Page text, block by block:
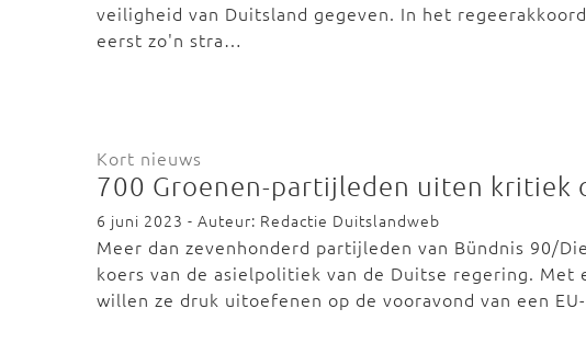
veiligheid van Duitsland gegeven. In het
eerst zo'n stra…
Kort nieuws
700 Groenen-partijleden uiten kritiek
6 juni 2023 - Auteur: Redactie Duitslandweb
Meer dan zevenhonderd partijleden van Bündnis 90/
koers van de asielpolitiek van de Duitse regering.
willen ze druk uitoefenen op de vooravond van een